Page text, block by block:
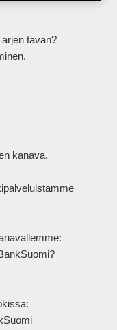
kanava.